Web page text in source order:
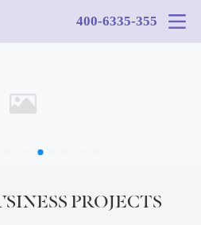
400-6335-355
PROJECTS